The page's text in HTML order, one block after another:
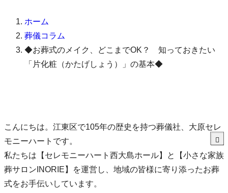
ホーム
葬儀コラム
◆お葬式のメイク、どこまでOK？ 知っておきたい
「片化粧（かたげしょう）」の基本◆
こんにちは。江東区で105年の歴史を持つ葬儀社、大原セレ
モニーハートです。
私たちは【セレモニーハート西大島ホール】と【小さな家族
葬サロンINORIE】を運営し、地域の皆様に寄り添ったお葬
式をお手伝いしています。